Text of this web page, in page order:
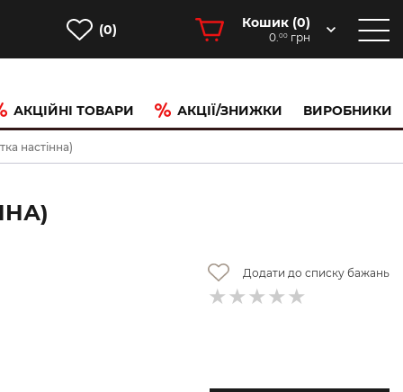
(0) Кошик (0)
0.00 грн
АКЦІЙНІ ТОВАРИ АКЦІЇ/ЗНИЖКИ ВИРОБНИКИ
настінна)
Додати до списку бажань